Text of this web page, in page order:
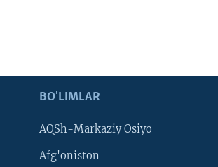
BO'LIMLAR
AQSh-Markaziy Osiyo
Afg'oniston